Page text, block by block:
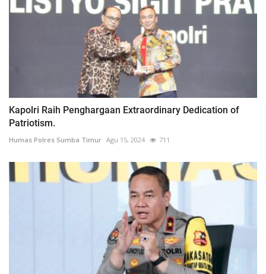
Kapolri Raih Penghargaan Extraordinary Dedication of
Patriotism.
Humas Polres Sumba Timur Agu 15, 2024 711